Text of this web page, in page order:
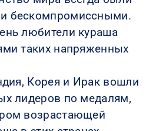
бескомпромиссными.
любители кураша
таких напряженных
Корея и Ирак вошли
лидеров по медалям,
возрастающей